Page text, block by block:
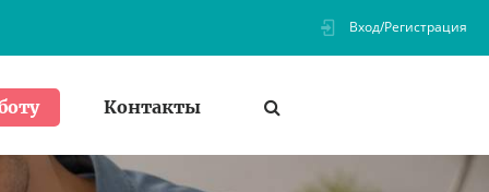
Вход/Регистрация
Контакты